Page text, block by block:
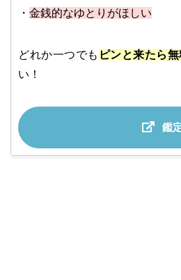
・ 金銭的なゆとりがほしい
どれか一つでも ピンと来たら
い！
鑑